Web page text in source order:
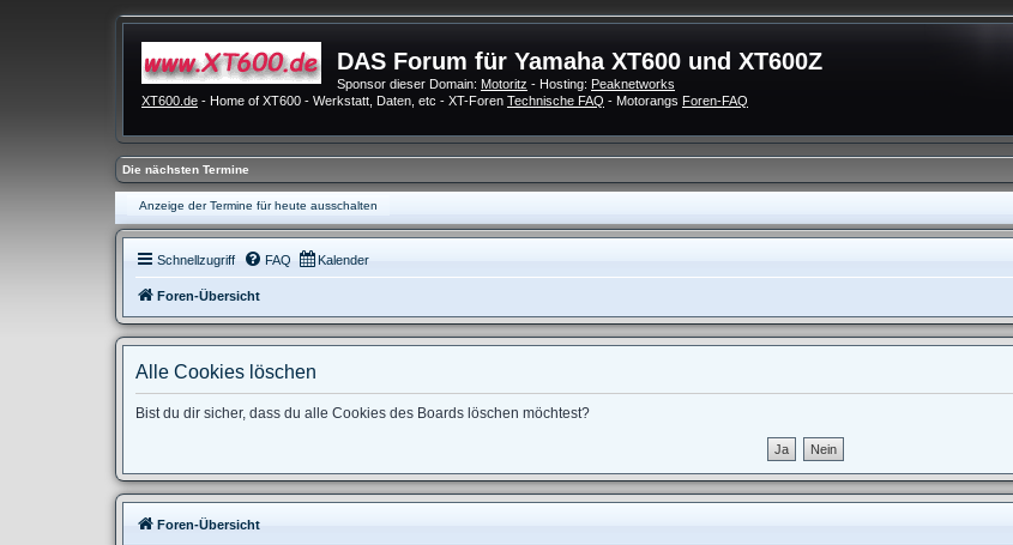
DAS Forum für Yamaha XT600 und XT600Z
Sponsor dieser Domain: Motoritz - Hosting: Peaknetworks
XT600.de - Home of XT600 - Werkstatt, Daten, etc - XT-Foren Technische FAQ - Motorangs Foren-FAQ
Die nächsten Termine
Anzeige der Termine für heute ausschalten
Schnellzugriff FAQ Kalender
Foren-Übersicht
Alle Cookies löschen
Bist du dir sicher, dass du alle Cookies des Boards löschen möchtest?
Foren-Übersicht